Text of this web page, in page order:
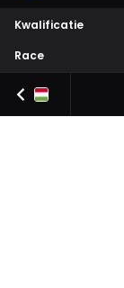
Kwalificatie
Race